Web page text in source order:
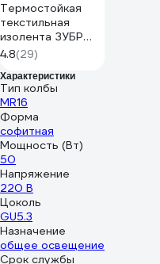
Термостойкая
текстильная
изолента ЗУБР
Авто-Жгут 19 мм х
25 м 1236-2
4.8(29)
Характеристики
Тип колбы
MR16
Форма
софитная
Мощность (Вт)
50
Напряжение
220 В
Цоколь
GU5.3
Назначение
общее освещение
Срок службы